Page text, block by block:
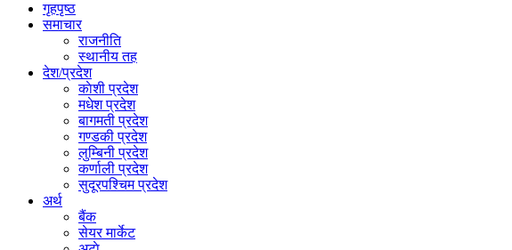
गृहपृष्‍ठ
समाचार
राजनीति
स्थानीय तह
देश/प्रदेश
काेशी प्रदेश
मधेश प्रदेश
बागमती प्रदेश
गण्डकी प्रदेश
लुम्बिनी प्रदेश
कर्णाली प्रदेश
सुदूरपश्चिम प्रदेश
अर्थ
बैंक
सेयर मार्केट